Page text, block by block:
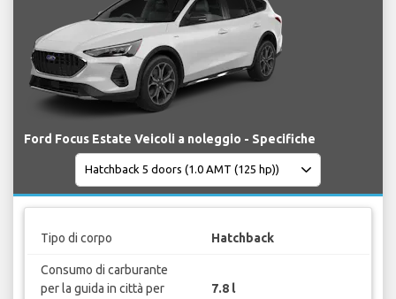
Ford Focus Estate Veicoli a noleggio - Specifiche
Tipo di corpo Hatchback
Consumo di carburante
per la guida in città per
7.8 l